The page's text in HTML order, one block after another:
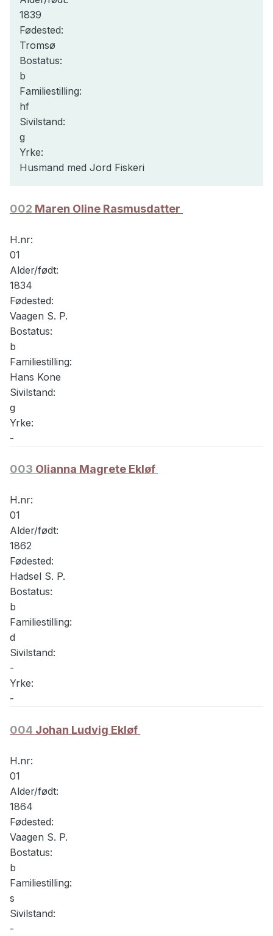
1839
Fødested:
Tromsø
Bostatus:
b
Familiestilling:
hf
Sivilstand:
g
Yrke:
Husmand med Jord Fiskeri
002 Maren Oline Rasmusdatter
H.nr:
01
Alder/født:
1834
Fødested:
Vaagen S. P.
Bostatus:
b
Familiestilling:
Hans Kone
Sivilstand:
g
Yrke:
-
003 Olianna Magrete Ekløf
H.nr:
01
Alder/født:
1862
Fødested:
Hadsel S. P.
Bostatus:
b
Familiestilling:
d
Sivilstand:
-
Yrke:
-
004 Johan Ludvig Ekløf
H.nr:
01
Alder/født:
1864
Fødested:
Vaagen S. P.
Bostatus:
b
Familiestilling:
s
Sivilstand:
-